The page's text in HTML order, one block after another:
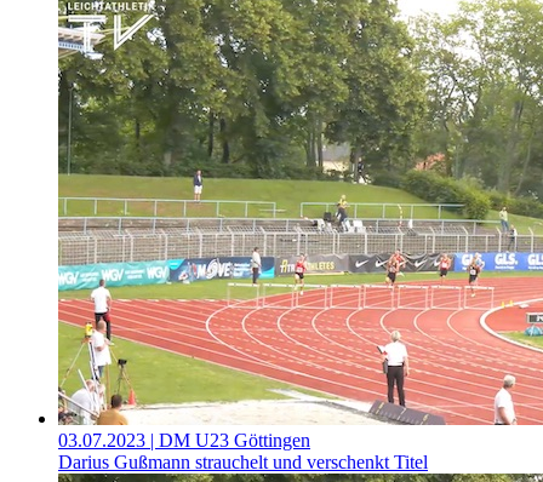
03.07.2023 | DM U23 Göttingen
Darius Gußmann strauchelt und verschenkt Titel